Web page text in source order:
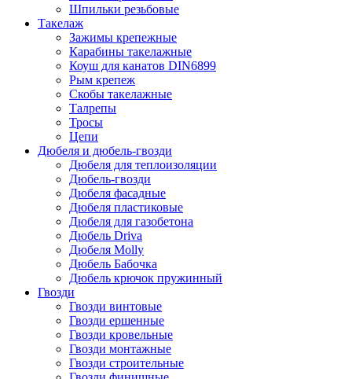
Шпильки резьбовые
Такелаж
Зажимы крепежные
Карабины такелажные
Коуш для канатов DIN6899
Рым крепеж
Скобы такелажные
Талрепы
Тросы
Цепи
Дюбеля и дюбель-гвозди
Дюбеля для теплоизоляции
Дюбель-гвозди
Дюбеля фасадные
Дюбеля пластиковые
Дюбеля для газобетона
Дюбель Driva
Дюбеля Molly
Дюбель Бабочка
Дюбель крючок пружинный
Гвозди
Гвозди винтовые
Гвозди ершенные
Гвозди кровельные
Гвозди монтажные
Гвозди строительные